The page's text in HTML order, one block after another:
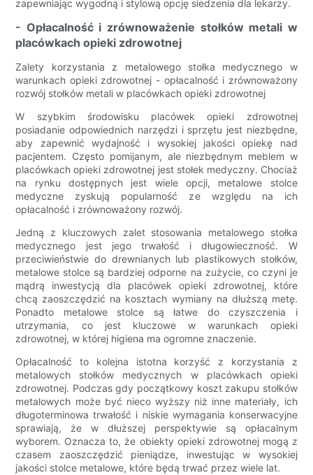
zapewniając wygodną i stylową opcję siedzenia dla lekarzy.
- Opłacalność i zrównoważenie stołków metali w
placówkach opieki zdrowotnej
Zalety korzystania z metalowego stołka medycznego w
warunkach opieki zdrowotnej - opłacalność i zrównoważony
rozwój stołków metali w placówkach opieki zdrowotnej
W szybkim środowisku placówek opieki zdrowotnej
posiadanie odpowiednich narzędzi i sprzętu jest niezbędne,
aby zapewnić wydajność i wysokiej jakości opiekę nad
pacjentem. Często pomijanym, ale niezbędnym meblem w
placówkach opieki zdrowotnej jest stołek medyczny. Chociaż
na rynku dostępnych jest wiele opcji, metalowe stolce
medyczne zyskują popularność ze względu na ich
opłacalność i zrównoważony rozwój.
Jedną z kluczowych zalet stosowania metalowego stołka
medycznego jest jego trwałość i długowieczność. W
przeciwieństwie do drewnianych lub plastikowych stołków,
metalowe stolce są bardziej odporne na zużycie, co czyni je
mądrą inwestycją dla placówek opieki zdrowotnej, które
chcą zaoszczędzić na kosztach wymiany na dłuższą metę.
Ponadto metalowe stolce są łatwe do czyszczenia i
utrzymania, co jest kluczowe w warunkach opieki
zdrowotnej, w której higiena ma ogromne znaczenie.
Opłacalność to kolejna istotna korzyść z korzystania z
metalowych stołków medycznych w placówkach opieki
zdrowotnej. Podczas gdy początkowy koszt zakupu stołków
metalowych może być nieco wyższy niż inne materiały, ich
długoterminowa trwałość i niskie wymagania konserwacyjne
sprawiają, że w dłuższej perspektywie są opłacalnym
wyborem. Oznacza to, że obiekty opieki zdrowotnej mogą z
czasem zaoszczędzić pieniądze, inwestując w wysokiej
jakości stolce metalowe, które będą trwać przez wiele lat.